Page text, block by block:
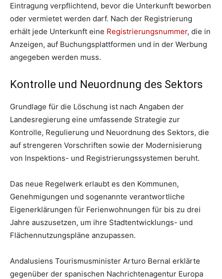
Eintragung verpflichtend, bevor die Unterkunft beworben
oder vermietet werden darf. Nach der Registrierung
erhält jede Unterkunft eine Registrierungsnummer, die in
Anzeigen, auf Buchungsplattformen und in der Werbung
angegeben werden muss.
Kontrolle und Neuordnung des Sektors
Grundlage für die Löschung ist nach Angaben der
Landesregierung eine umfassende Strategie zur
Kontrolle, Regulierung und Neuordnung des Sektors, die
auf strengeren Vorschriften sowie der Modernisierung
von Inspektions- und Registrierungssystemen beruht.
Das neue Regelwerk erlaubt es den Kommunen,
Genehmigungen und sogenannte verantwortliche
Eigenerklärungen für Ferienwohnungen für bis zu drei
Jahre auszusetzen, um ihre Stadtentwicklungs- und
Flächennutzungspläne anzupassen.
Andalusiens Tourismusminister Arturo Bernal erklärte
gegenüber der spanischen Nachrichtenagentur Europa